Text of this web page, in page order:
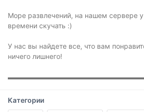
Море развлечений, на нашем сервере у
времени скучать :)
У нас вы найдете все, что вам
ничего лишнего!
Категории